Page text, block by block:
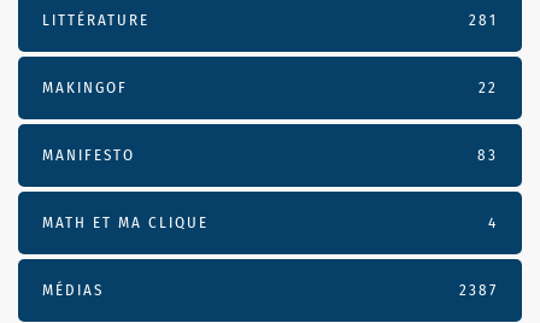
LITTÉRATURE 281
MAKINGOF 22
MANIFESTO 83
MATH ET MA CLIQUE 4
MÉDIAS 2387